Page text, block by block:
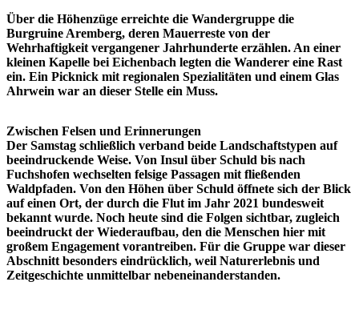
Über die Höhenzüge erreichte die Wandergruppe die
Burgruine Aremberg, deren Mauerreste von der
Wehrhaftigkeit vergangener Jahrhunderte erzählen. An einer
kleinen Kapelle bei Eichenbach legten die Wanderer eine Rast
ein. Ein Picknick mit regionalen Spezialitäten und einem Glas
Ahrwein war an dieser Stelle ein Muss.
Zwischen Felsen und Erinnerungen
Der Samstag schließlich verband beide Landschaftstypen auf
beeindruckende Weise. Von Insul über Schuld bis nach
Fuchshofen wechselten felsige Passagen mit fließenden
Waldpfaden. Von den Höhen über Schuld öffnete sich der Blick
auf einen Ort, der durch die Flut im Jahr 2021 bundesweit
bekannt wurde. Noch heute sind die Folgen sichtbar, zugleich
beeindruckt der Wiederaufbau, den die Menschen hier mit
großem Engagement vorantreiben. Für die Gruppe war dieser
Abschnitt besonders eindrücklich, weil Naturerlebnis und
Zeitgeschichte unmittelbar nebeneinanderstanden.